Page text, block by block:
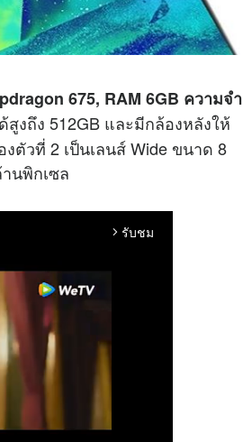
675, RAM 6GB ความจำ
งถึง 512GB และมีกล้องหลังให้
ตัวที่ 2 เป็นเลนส์ Wide ขนาด 8
นพิกเซล
arrow_forward_ios รับชม